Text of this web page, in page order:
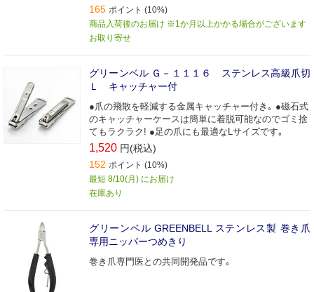
165 ポイント (10%)
商品入荷後のお届け ※1か月以上かかる場合がございます
お取り寄せ
グリーンベル Ｇ－１１１６ ステンレス高級爪切
Ｌ キャッチャー付
●爪の飛散を軽減する金属キャッチャー付き｡ ●磁石式
のキャッチャーケースは簡単に着脱可能なのでゴミ捨
てもラクラク! ●足の爪にも最適なLサイズです｡
1,520 円(税込)
152 ポイント (10%)
最短 8/10(月) にお届け
在庫あり
グリーンベル GREENBELL ステンレス製 巻き爪
専用ニッパーつめきり
巻き爪専門医との共同開発品です｡